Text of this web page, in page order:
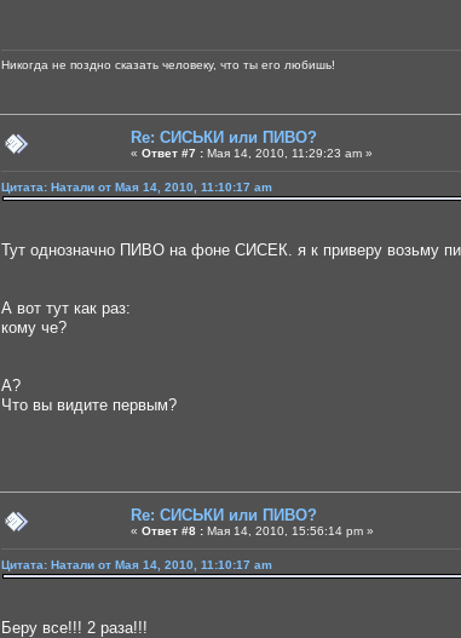
Никогда не поздно сказать человеку, что ты его любишь!
Re: СИСЬКИ или ПИВО?
« Ответ #7 : Мая 14, 2010, 11:29:23 am »
Цитата: Натали от Мая 14, 2010, 11:10:17 am
Тут однозначно ПИВО на фоне СИСЕК. я к приверу возьму
А вот тут как раз:
кому че?
А?
Что вы видите первым?
Re: СИСЬКИ или ПИВО?
« Ответ #8 : Мая 14, 2010, 15:56:14 pm »
Цитата: Натали от Мая 14, 2010, 11:10:17 am
Беру все!!! 2 раза!!!